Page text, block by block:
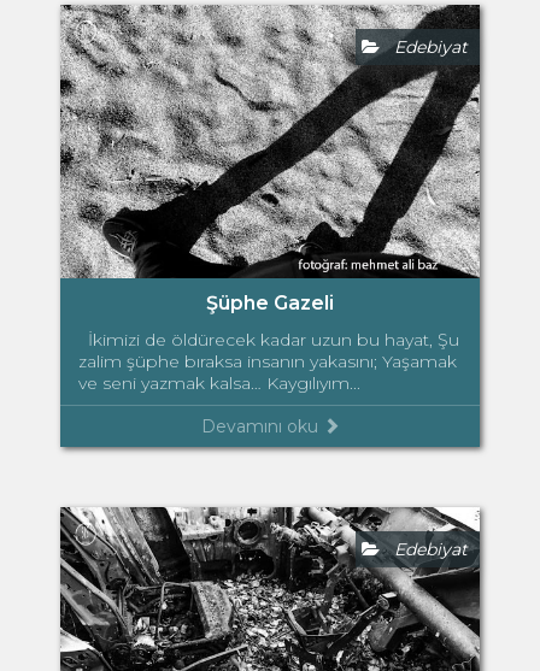
Edebiyat
Şüphe Gazeli
İkimizi de öldürecek kadar uzun bu hayat, Şu
zalim şüphe bıraksa insanın yakasını; Yaşamak
ve seni yazmak kalsa… Kaygılıyım...
Devamını oku
Edebiyat